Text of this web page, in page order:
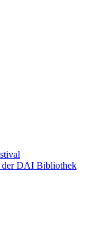
der DAI Bibliothek